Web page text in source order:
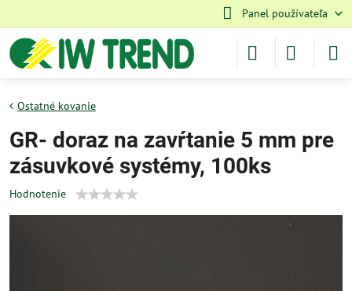
Panel používateľa
Ostatné kovanie
GR- doraz na zavŕtanie 5 mm pre
zásuvkové systémy, 100ks
Hodnotenie